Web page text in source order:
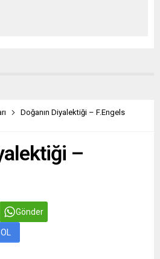
Doğanın Diyalektiği – F.Engels
–
Gönder